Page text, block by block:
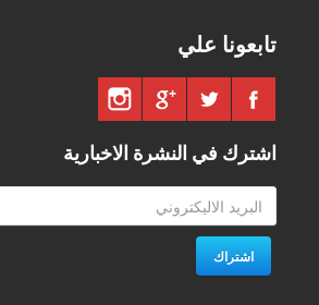
تابعونا علي
اشترك في النشرة الاخبارية
اشتراك